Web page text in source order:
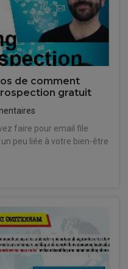
de comment
gratuit
faire pour email file
peu liée à votre bien-être